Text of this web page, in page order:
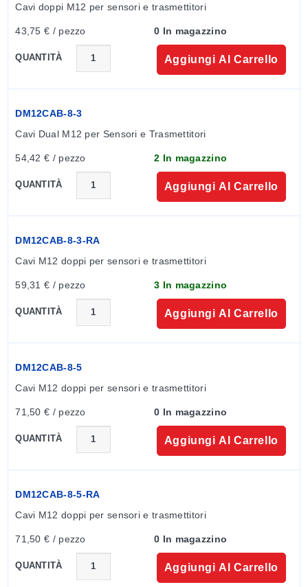
Cloud
Omega Link Cloud consolida e rende disponibili i tuoi
dati quando ne hai bisogno, ovunque tu sia.
L'interfaccia cloud intuitiva permette di monitorare e
memorizzare i dati, impostare allarmi e avvisi e fornisce
Cavi doppi M12 per sensori e trasmettitori
43,75 € / pezzo 0 In magazzino
QUANTITÀ Aggiungi Al Carrello
DM12CAB-8-3
Cavi Dual M12 per Sensori e Trasmettitori
54,42 € / pezzo 2 In magazzino
QUANTITÀ Aggiungi Al Carrello
DM12CAB-8-3-RA
Cavi M12 doppi per sensori e trasmettitori
59,31 € / pezzo 3 In magazzino
QUANTITÀ Aggiungi Al Carrello
DM12CAB-8-5
Cavi M12 doppi per sensori e trasmettitori
71,50 € / pezzo 0 In magazzino
QUANTITÀ Aggiungi Al Carrello
DM12CAB-8-5-RA
Cavi M12 doppi per sensori e trasmettitori
71,50 € / pezzo 0 In magazzino
QUANTITÀ Aggiungi Al Carrello